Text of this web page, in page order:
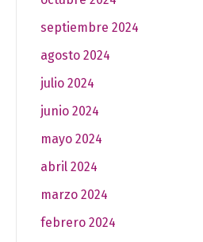
septiembre 2024
agosto 2024
julio 2024
junio 2024
mayo 2024
abril 2024
marzo 2024
febrero 2024